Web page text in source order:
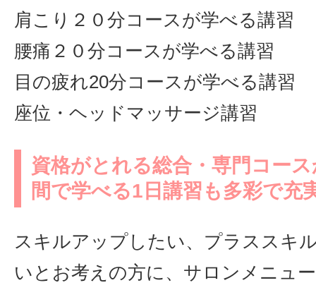
肩こり２０分コースが学べる講習
腰痛２０分コースが学べる講習
目の疲れ20分コースが学べる講習
座位・ヘッドマッサージ講習
資格がとれる総合・専門コー
間で学べる1日講習も多彩で充
スキルアップしたい、プラススキ
いとお考えの方に、サロンメニュ